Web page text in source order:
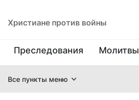
Христиане против войны
Преследования Молитвы
Все пункты меню